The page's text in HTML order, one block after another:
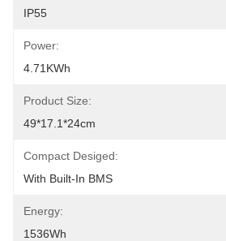
IP55
Power:
4.71KWh
Product Size:
49*17.1*24cm
Compact Desiged:
With Built-In BMS
Energy:
1536Wh